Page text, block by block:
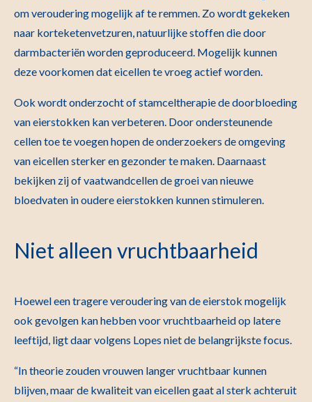
om veroudering mogelijk af te remmen. Zo wordt gekeken
naar korteketenvetzuren, natuurlijke stoffen die door
darmbacteriën worden geproduceerd. Mogelijk kunnen
deze voorkomen dat eicellen te vroeg actief worden.
Ook wordt onderzocht of stamceltherapie de doorbloeding
van eierstokken kan verbeteren. Door ondersteunende
cellen toe te voegen hopen de onderzoekers de omgeving
van eicellen sterker en gezonder te maken. Daarnaast
bekijken zij of vaatwandcellen de groei van nieuwe
bloedvaten in oudere eierstokken kunnen stimuleren.
Niet alleen vruchtbaarheid
Hoewel een tragere veroudering van de eierstok mogelijk
ook gevolgen kan hebben voor vruchtbaarheid op latere
leeftijd, ligt daar volgens Lopes niet de belangrijkste focus.
“In theorie zouden vrouwen langer vruchtbaar kunnen
blijven, maar de kwaliteit van eicellen gaat al sterk achteruit